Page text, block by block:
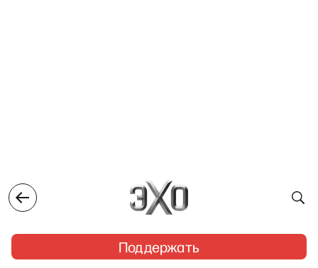
Поддержать